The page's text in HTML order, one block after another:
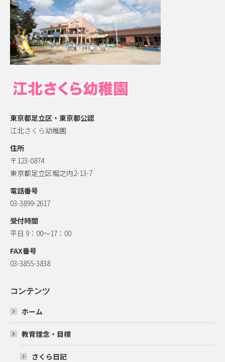
東京都足立区・東京都公認
江北さくら幼稚園
住所
〒123-0874
東京都足立区堀之内2-13-7
電話番号
03-3899-2617
受付時間
平日 9：00～17：00
FAX番号
03-3855-3838
コンテンツ
ホーム
教育理念・目標
さくら日記